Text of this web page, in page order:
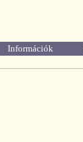
Információk